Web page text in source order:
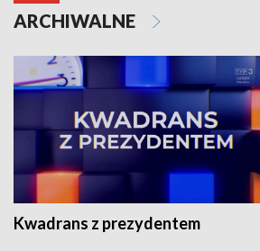
ARCHIWALNE
Kwadrans z prezydentem